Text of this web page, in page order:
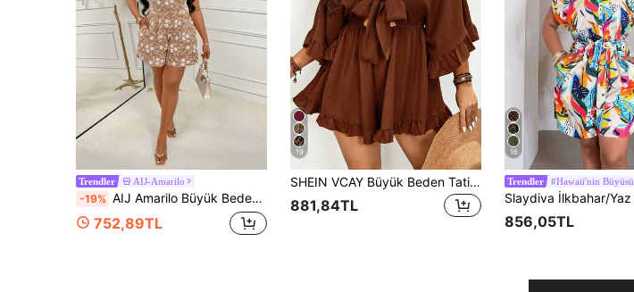
Trendler AIJ-Amarilo
-19% AIJ Amarilo Büyük Beden Kadın Kolsuz İnce Askılı Kısa Tulum, Büzgülü Detaylı ve Cepli, Kahverengi Çiçek Desenli Dokuma Kumaş Yazlık Romper
752,89TL
19
SHEIN VCAY Büyük Beden Tatil Tek Renk Yarasa Kollu, Volanlı Etek Ucu, Bağcıklı Bel Tulumu
881,84TL
16
Trendler #Hawaii'nin Büyüsü
856,05TL